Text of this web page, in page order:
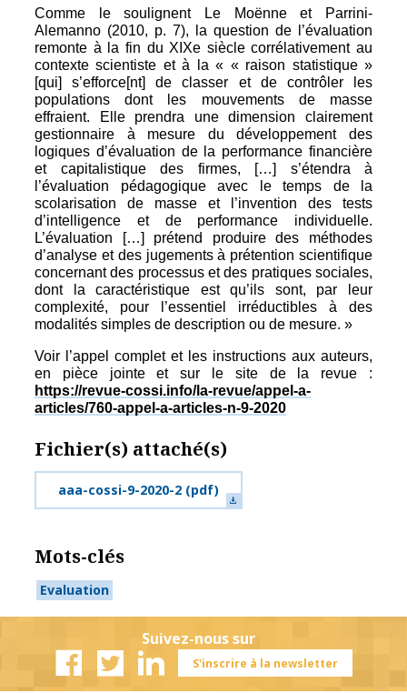
Comme le soulignent Le Moënne et Parrini-
Alemanno (2010, p. 7), la question de l’évaluation
remonte à la fin du XIXe siècle corrélativement au
contexte scientiste et à la « « raison statistique »
[qui] s’efforce[nt] de classer et de contrôler les
populations dont les mouvements de masse
effraient. Elle prendra une dimension clairement
gestionnaire à mesure du développement des
logiques d’évaluation de la performance financière
et capitalistique des firmes, […] s’étendra à
l’évaluation pédagogique avec le temps de la
scolarisation de masse et l’invention des tests
d’intelligence et de performance individuelle.
L’évaluation […] prétend produire des méthodes
d’analyse et des jugements à prétention scientifique
concernant des processus et des pratiques sociales,
dont la caractéristique est qu’ils sont, par leur
complexité, pour l’essentiel irréductibles à des
modalités simples de description ou de mesure. »
Voir l’appel complet et les instructions aux auteurs,
en pièce jointe et sur le site de la revue :
https://revue-cossi.info/la-revue/appel-a-
articles/760-appel-a-articles-n-9-2020
Fichier(s) attaché(s)
aaa-cossi-9-2020-2 (pdf)
Mots-clés
Evaluation
Suivez-nous sur
S'inscrire à la newsletter